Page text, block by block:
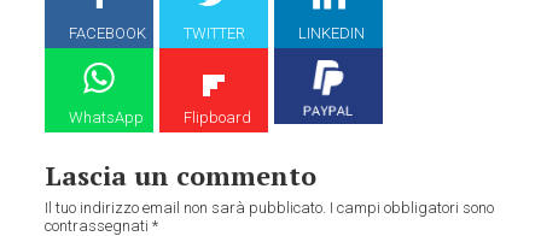
FACEBOOK TWITTER LINKEDIN
WhatsApp Flipboard
Lascia un commento
Il tuo indirizzo email non sarà pubblicato. I campi obbligatori sono
contrassegnati*